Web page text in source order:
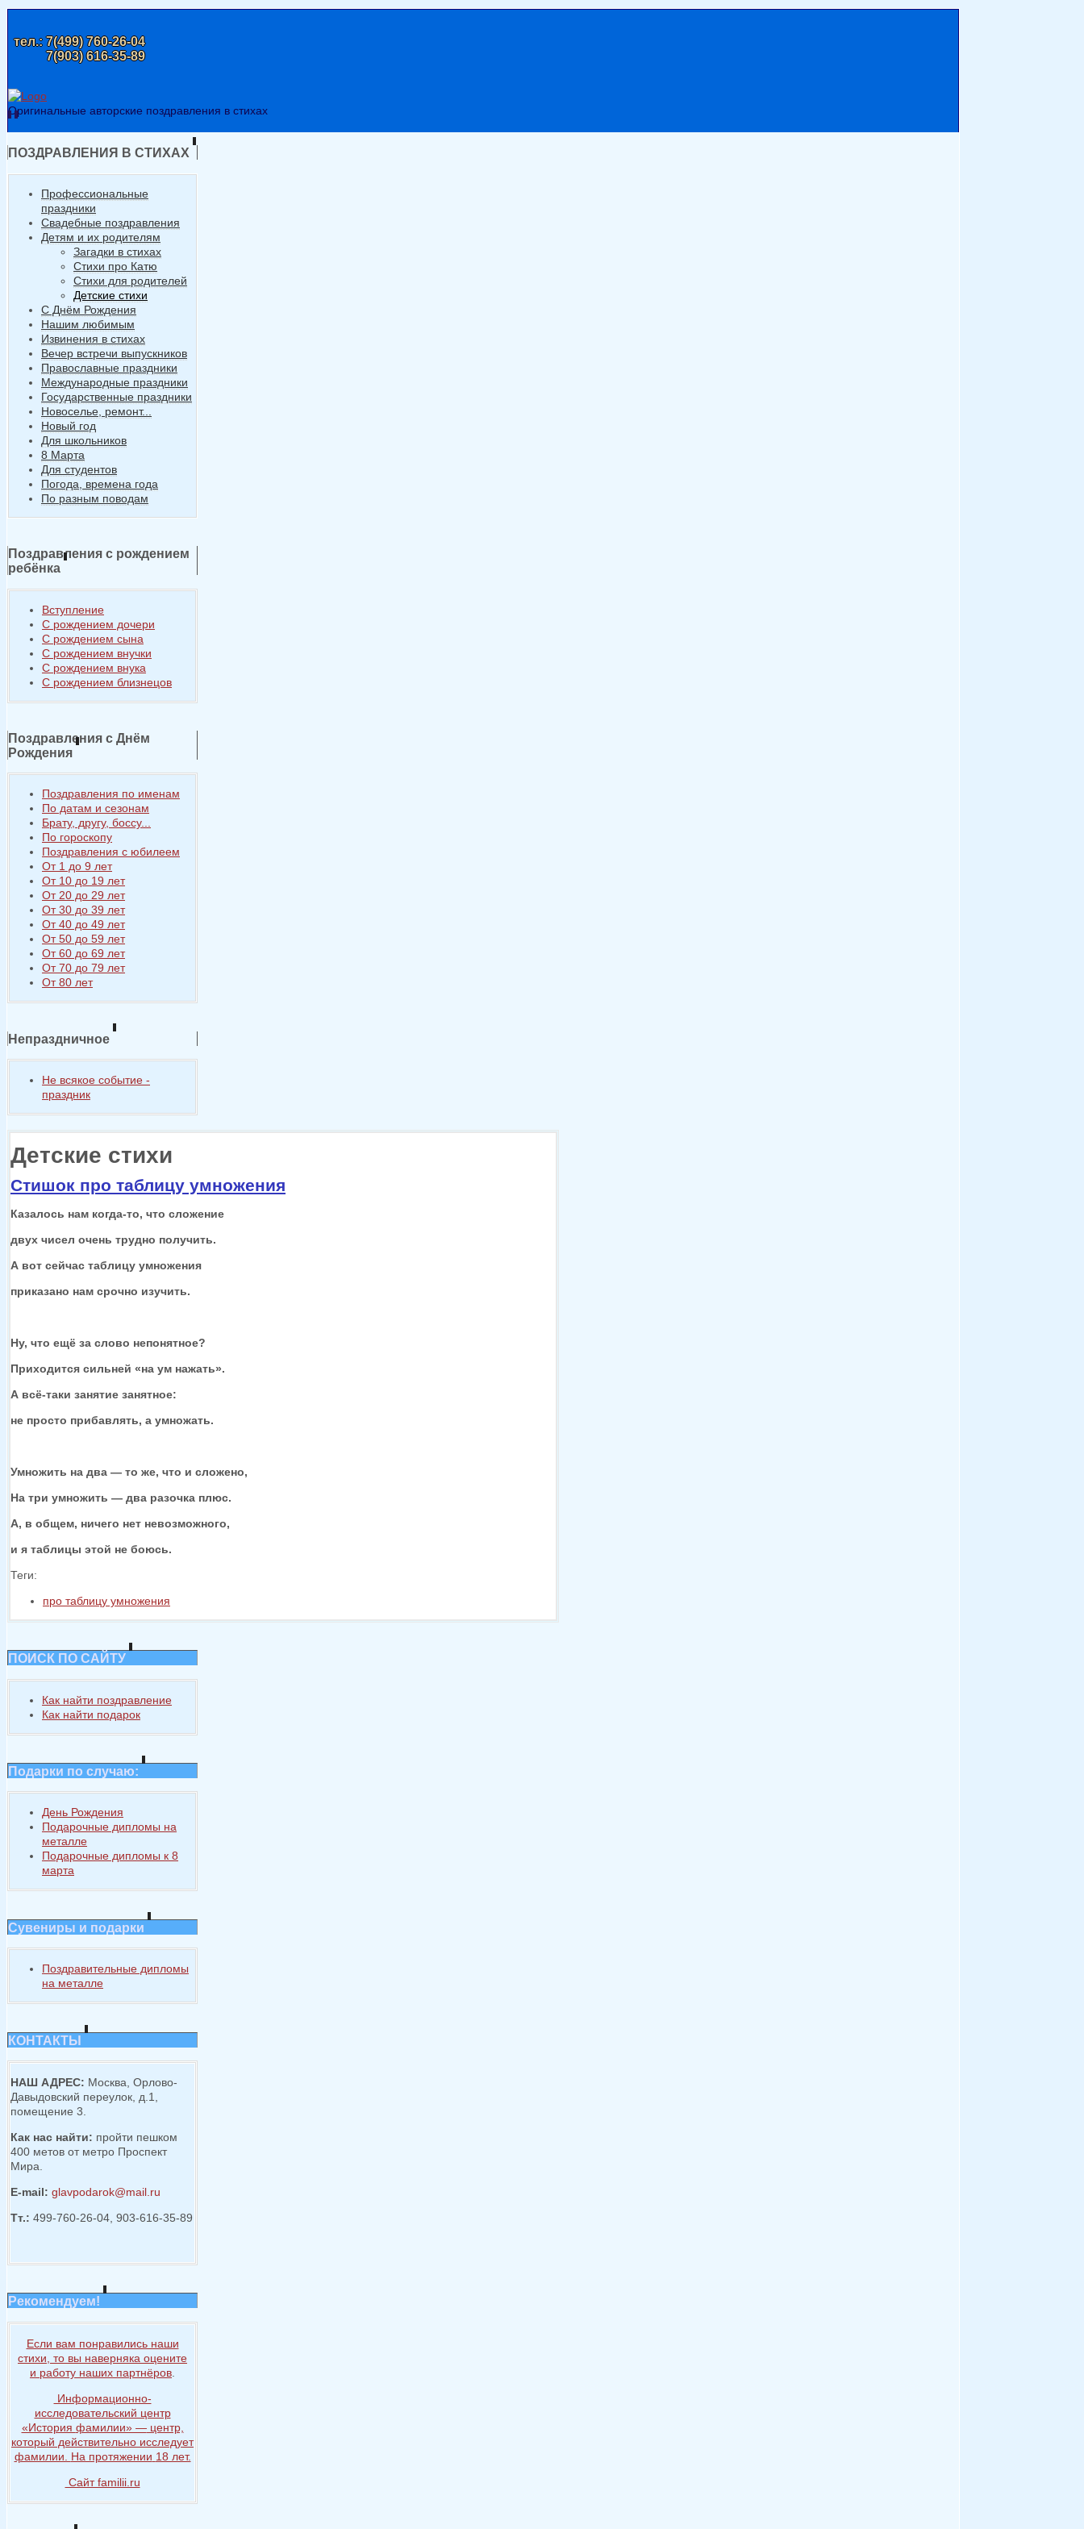
тел.:7(499) 760-26-04
7(903) 616-35-89
Оригинальные авторские поздравления в стихах
ПОЗДРАВЛЕНИЯ В СТИХАХ
Профессиональные
праздники
Свадебные поздравления
Детям и их родителям
Загадки в стихах
Стихи про Катю
Стихи для родителей
Детские стихи
С Днём Рождения
Нашим любимым
Извинения в стихах
Вечер встречи выпускников
Православные праздники
Международные праздники
Государственные праздники
Новоселье, ремонт...
Новый год
Для школьников
8 Марта
Для студентов
Погода, времена года
По разным поводам
Поздравления с рождением
ребёнка
Вступление
С рождением дочери
С рождением сына
С рождением внучки
С рождением внука
С рождением близнецов
Поздравления с Днём
Рождения
Поздравления по именам
По датам и сезонам
Брату, другу, боссу...
По гороскопу
Поздравления с юбилеем
От 1 до 9 лет
От 10 до 19 лет
От 20 до 29 лет
От 30 до 39 лет
От 40 до 49 лет
От 50 до 59 лет
От 60 до 69 лет
От 70 до 79 лет
От 80 лет
Непраздничное
Не всякое событие -
праздник
Детские стихи
Стишок про таблицу умножения
Казалось нам когда-то, что сложение
двух чисел очень трудно получить.
А вот сейчас таблицу умножения
приказано нам срочно изучить.
Ну, что ещё за слово непонятное?
Приходится сильней «на ум нажать».
А всё-таки занятие занятное:
не просто прибавлять, а умножать.
Умножить на два — то же, что и сложено,
На три умножить — два разочка плюс.
А, в общем, ничего нет невозможного,
и я таблицы этой не боюсь.
Теги:
про таблицу умножения
ПОИСК ПО САЙТУ
Как найти поздравление
Как найти подарок
Подарки по случаю:
День Рождения
Подарочные дипломы на
металле
Подарочные дипломы к 8
марта
Сувениры и подарки
Поздравительные дипломы
на металле
КОНТАКТЫ
НАШ АДРЕС: Москва, Орлово-
Давыдовский переулок, д.1,
помещение 3.
Как нас найти: пройти пешком
400 метов от метро Проспект
Мира.
E-mail: glavpodarok@mail.ru
Тт.: 499-760-26-04, 903-616-35-89
Рекомендуем!
Если вам понравились наши
стихи, то вы наверняка оцените
и работу наших партнёров
Информационно-
исследовательский центр
«История фамилии» —центр,
который действительно исследует
фамилии. На протяжении 18 лет.
Сайт familii.ru